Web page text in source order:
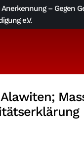
– Gegen
e.V.
Über uns